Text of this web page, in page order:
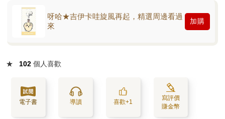
呀哈★吉伊卡哇旋風再起，精選周邊看過
來
加購
★ 102 個人喜歡
電子書 導讀 喜歡+1
寫評價
賺金幣